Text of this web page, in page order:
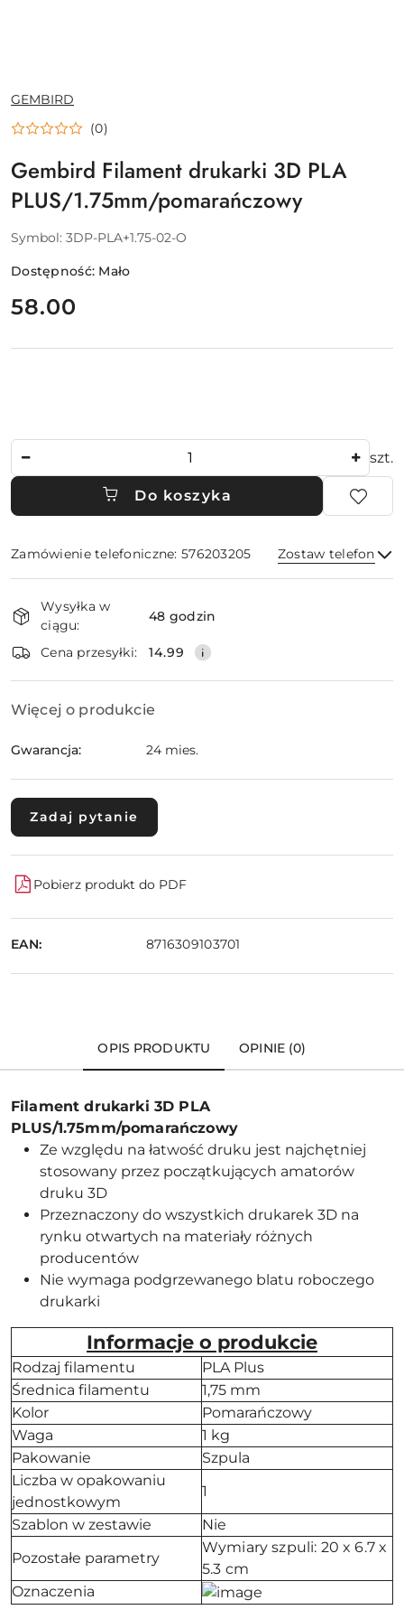
NAZWA
PRODUCENTA:
GEMBIRD
(0)
Gembird Filament drukarki 3D PLA
PLUS/1.75mm/pomarańczowy
Symbol: 3DP-PLA+1.75-02-O
Dostępność: Mało
cena:
58.00
szt.
Do koszyka
Zamówienie telefoniczne: 576203205 Zostaw telefon
i
dostawa
Wysyłka w
ciągu:
48 godzin
Cena przesyłki: 14.99
Więcej o produkcie
Gwarancja: 24 mies.
Zadaj pytanie
Pobierz produkt do PDF
EAN: 8716309103701
OPIS PRODUKTU OPINIE (0)
Filament drukarki 3D PLA
PLUS/1.75mm/pomarańczowy
Ze względu na łatwość druku jest najchętniej
stosowany przez początkujących amatorów
druku 3D
Przeznaczony do wszystkich drukarek 3D na
rynku otwartych na materiały różnych
producentów
Nie wymaga podgrzewanego blatu roboczego
drukarki
Informacje o produkcie
Rodzaj filamentu
PLA Plus
Średnica filamentu
1,75 mm
Kolor
Pomarańczowy
Waga
1 kg
Pakowanie
Szpula
Liczba w opakowaniu
jednostkowym
1
Szablon w zestawie
Nie
Pozostałe parametry
Wymiary szpuli: 20 x 6.7 x
5.3 cm
Oznaczenia